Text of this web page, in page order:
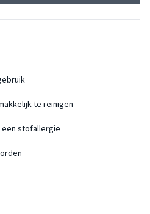
te reinigen
een stofallergie